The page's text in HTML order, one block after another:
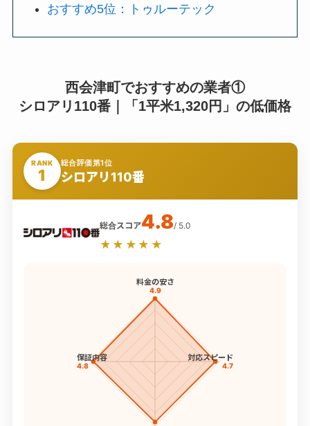
おすすめ5位：トゥルーテック
西会津町でおすすめの業者①
シロアリ110番｜「1平米1,320円」の低価格
RANK
1
総合評価第1位
シロアリ110番
総合スコア4.8/ 5.0
★★★★★
料金の安さ
4.9
対応スピード
4.7
保証内容
4.8